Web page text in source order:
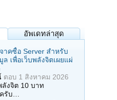
อัพเดทล่าสุด
าคซื้อ Server สำหรับ
เพื่อเว็บพลังจิตเผยแผ่
ตอบ 1 สิงหาคม 2026
งจิต 10 บาท
รับ…